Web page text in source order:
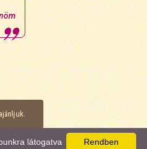
Rendben
látogatva